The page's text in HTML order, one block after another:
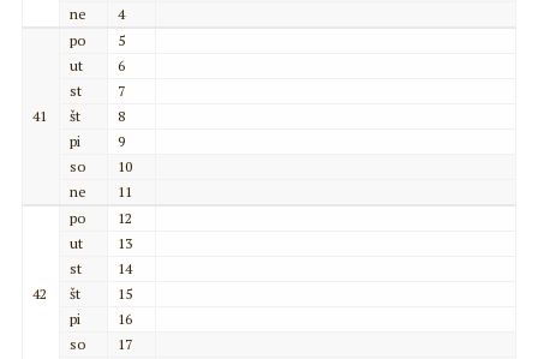
ne
4
41
po
5
ut
6
st
7
št
8
pi
9
so
10
ne
11
42
po
12
ut
13
st
14
št
15
pi
16
so
17